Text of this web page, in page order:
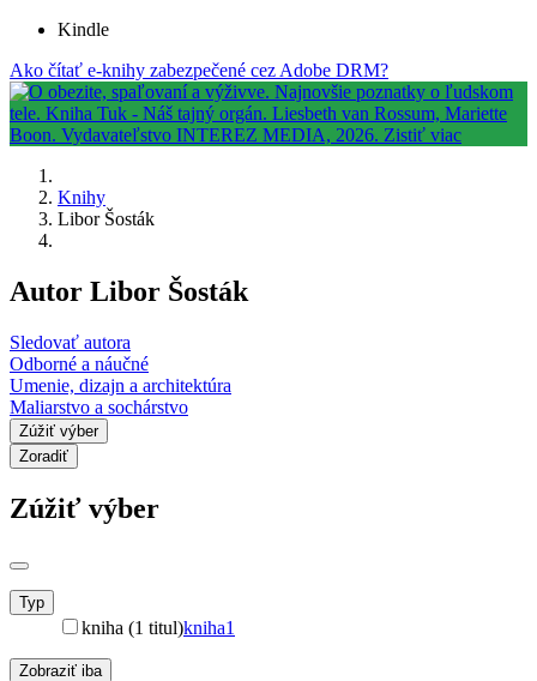
Kindle
Ako čítať e-knihy zabezpečené cez Adobe DRM?
Knihy
Libor Šosták
Autor Libor Šosták
Sledovať autora
Odborné a náučné
Umenie, dizajn a architektúra
Maliarstvo a sochárstvo
Zúžiť výber
Zoradiť
Zúžiť výber
Typ
kniha (1 titul)kniha1
Zobraziť iba